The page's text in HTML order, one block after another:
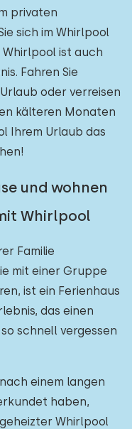
privaten
sich im Whirlpool
ist auch
Fahren Sie
oder verreisen
kälteren Monaten
Ihrem Urlaub das
und wohnen
Whirlpool
Familie
mit einer Gruppe
ist ein Ferienhaus
das einen
schnell vergessen
einem langen
haben,
Whirlpool